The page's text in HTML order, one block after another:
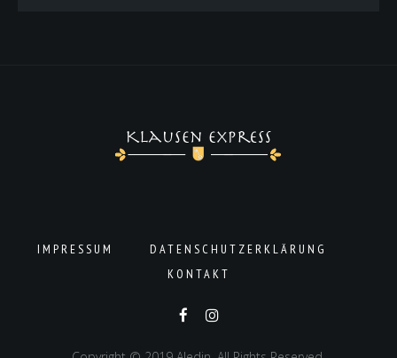
IMPRESSUM
DATENSCHUTZERKLÄRUNG
KONTAKT